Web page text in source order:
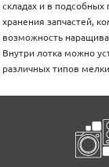
складах и в
хранения запчастей,
возможность
Внутри лотка можно
различных типов